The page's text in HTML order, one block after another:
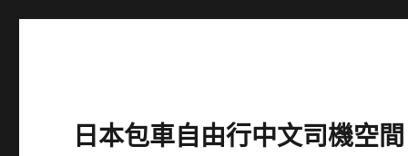
日本包車自由行中文司機空間